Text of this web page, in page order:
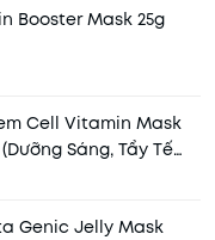
Booster Mask 25g
Cell Vitamin Mask
Sáng, Tẩy Tế
Genic Jelly Mask